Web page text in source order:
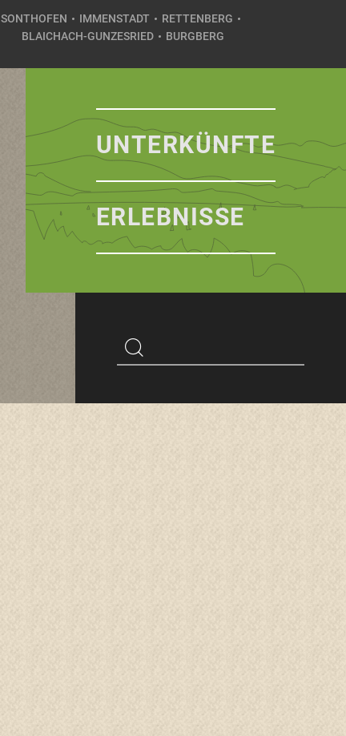
SONTHOFEN IMMENSTADT
RETTENBERG
BLAICHACH-GUNZESRIED
BURGBERG
UNTERKÜNFTE
ERLEBNISSE
Suchbegriff
Suchen